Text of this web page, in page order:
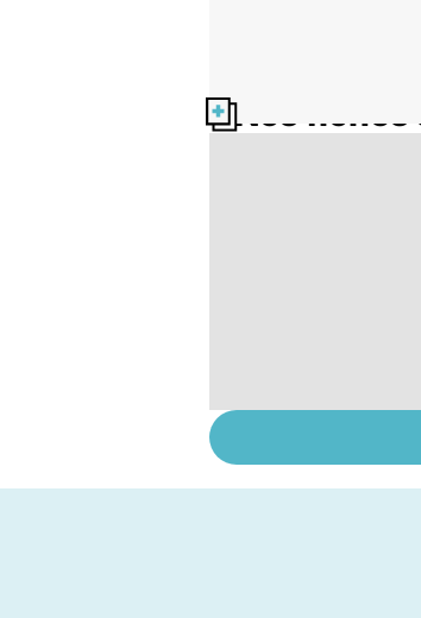
Nos fiches
bienfaits pour la